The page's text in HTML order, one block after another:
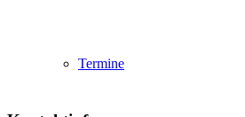
Termine